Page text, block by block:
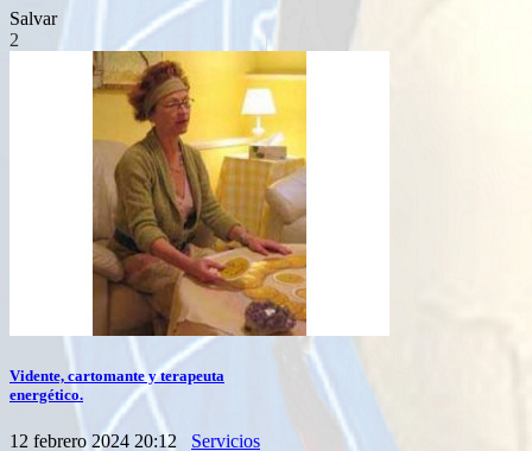
Salvar
2
Vidente, cartomante y terapeuta
energético.
12 febrero 2024 20:12 Servicios